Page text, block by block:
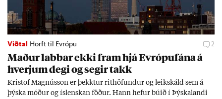
Viðtal Horft til Evrópu 2
Mað­ur labb­ar ekki fram hjá Evr­ópuf­ána á
hverj­um degi og seg­ir takk
Kri­stof Magnús­son er þekkt­ur rit­höf­und­ur og leik­skáld sem á
þýska móð­ur og ís­lensk­an föð­ur. Hann hef­ur bú­ið í Þýskalandi